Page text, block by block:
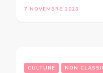
7 NOVEMBRE 2023
CULTURE NON